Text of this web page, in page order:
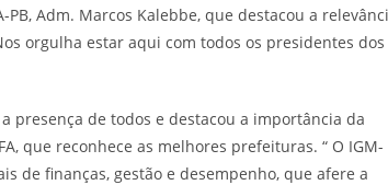
Adm. Marcos Kalebbe, que destacou a
orgulha estar aqui com todos os presidentes dos
presença de todos e destacou a importância da
que reconhece as melhores prefeituras. “ O IGM-
de finanças, gestão e desempenho, que afere a